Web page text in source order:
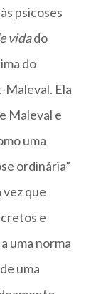
psicoses
vidado
do
Maleval. Ela
Maleval e
uma
ordinária”
vez que
e
uma norma
uma